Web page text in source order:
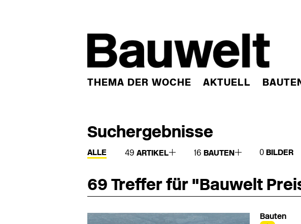
THEMA DER WOCHE AKTUELL
Suchergebnisse
ALLE 49 ARTIKEL 16 BAUTEN 0 BILDER
69 Treffer für "Bauwelt
Bauten